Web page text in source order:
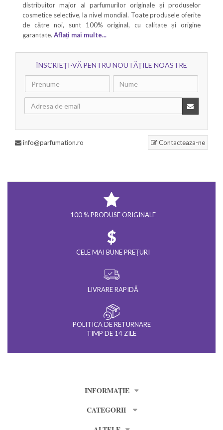
distribuitor major al parfumurilor originale și produselor
cosmetice selective, la nivel mondial. Toate produsele oferite
de către noi, sunt 100% original, cu calitate și origine
garantate. Aflați mai multe...
ÎNSCRIEȚI-VĂ PENTRU NOUTĂȚILE NOASTRE
Contacteaza-ne
info@parfumation.ro
100 % PRODUSE ORIGINALE
CELE MAI BUNE PREȚURI
LIVRARE RAPIDĂ
POLITICA DE RETURNARE
TIMP DE 14 ZILE
INFORMAȚIE
CATEGORII